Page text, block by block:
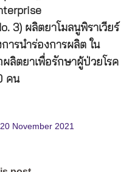
3) ผลิตยาโมลนูพิราเวียร์
ารนำร่องการผลิต ใน
ผลิตยาเพื่อรักษาผู้ป่วยโรค
คน
20 November 2021